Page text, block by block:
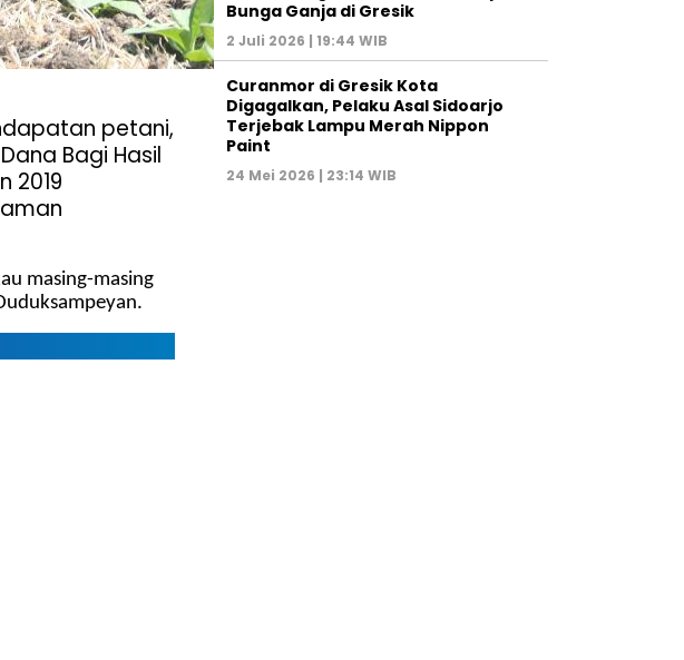
petani,
Bagi Hasil
2019
masing-masing
Bunga Ganja di Gresik
2 Juli 2026 | 19:44 WIB
Curanmor di Gresik Kota
Digagalkan, Pelaku Asal Sidoarjo
Terjebak Lampu Merah Nippon
Paint
24 Mei 2026 | 23:14 WIB